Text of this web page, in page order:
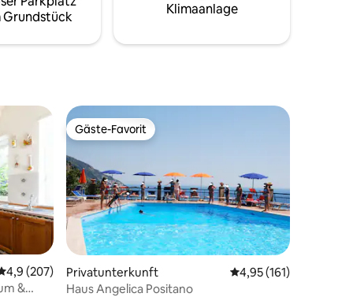
Grundstück
Klimaanlage
Bewertungen Bewertung: 4,9 von 5, 207 Bewertungen
4,9 (207)
&
Gäste-Favorit
Gäste-Favorit
Privatunterkunft Durchschnittliche
4,95 (161)
Haus Angelica Positano